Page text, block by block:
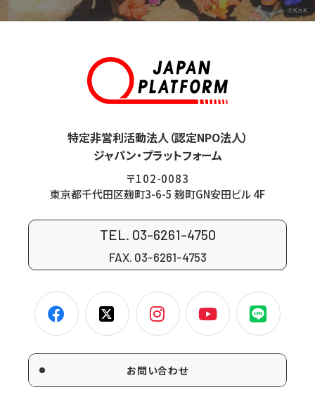
©KnK
特定非営利活動法人（認定NPO法人）
ジャパン・プラットフォーム
〒102-0083
東京都千代田区麹町3-6-5 麹町GN安田ビル 4F
TEL. 03-6261-4750
FAX. 03-6261-4753
お問い合わせ